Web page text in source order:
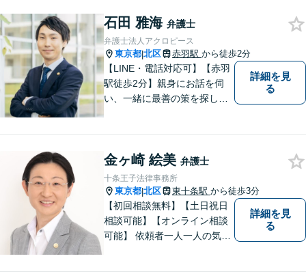
を伺い、相談予約をご案内。
「有利な条件で解決したい」
と強い要望がある方はご相談
ください。
石田 雅海 弁護士
弁護士法人アクロピース
東京都|北区 赤羽駅 から徒歩2分
【LINE・電話対応可】【赤羽
駅徒歩2分】親身にお話を伺
い、一緒に最善の策を探しま
護をします。他士業との連携
あり【初回面談無料】
詳細を見
る
金ヶ崎 絵美 弁護士
十条王子法律事務所
東京都|北区 東十条駅 から徒歩3分
【初回相談無料】【土日祝日
相談可能】【オンライン相談
可能】 依頼者一人一人の気持
詳細を見
る